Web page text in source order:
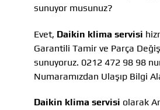
sunuyor musunuz?
Evet, Daikin klima servisi
Garantili Tamir ve Parça
sunuyoruz. 0212 472 98 98
Numaramızdan Ulaşıp Bilgi
Daikin klima servisi olarak